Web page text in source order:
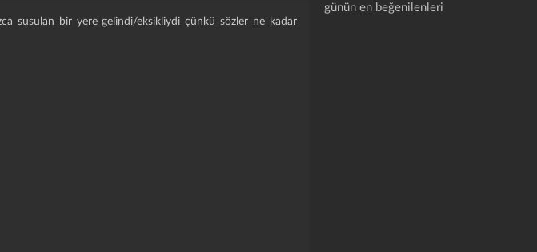
günün en beğenilenleri
susulan bir yere gelindi/eksikliydi çünkü sözler ne kadar